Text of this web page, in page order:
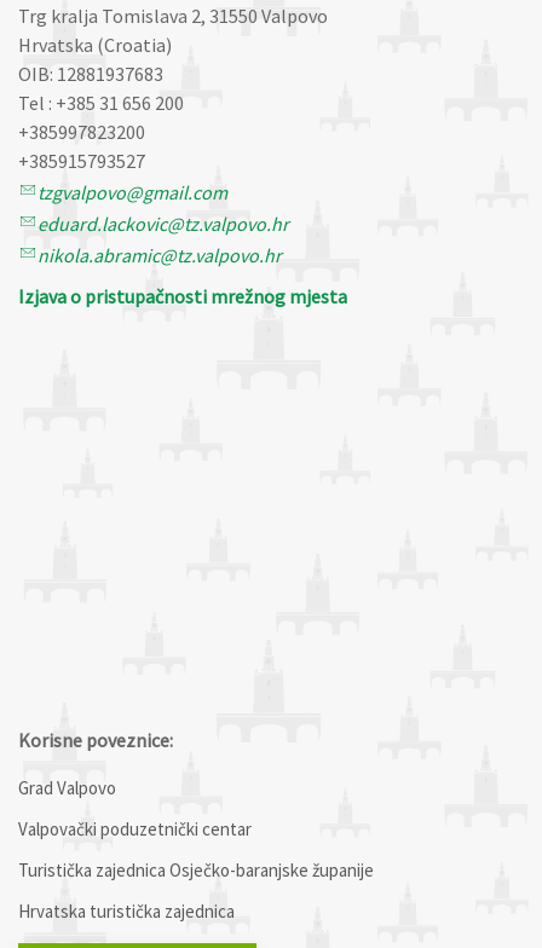
Trg kralja Tomislava 2, 31550 Valpovo
Hrvatska (Croatia)
OIB: 12881937683
Tel : +385 31 656 200
+385997823200
+385915793527
tzgvalpovo@gmail.com
eduard.lackovic@tz.valpovo.hr
nikola.abramic@tz.valpovo.hr
Izjava o pristupačnosti mrežnog mjesta
Korisne poveznice:
Grad Valpovo
Valpovački poduzetnički centar
Turistička zajednica Osječko-baranjske županije
Hrvatska turistička zajednica